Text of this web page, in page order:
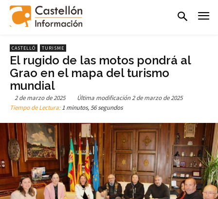
CASTELLÓ TURISME
El rugido de las motos pondrá al
Grao en el mapa del turismo
mundial
2 de marzo de 2025 Última modificación2 de marzo de 2025
Tiempo de Lectura:1 minutos, 56 segundos